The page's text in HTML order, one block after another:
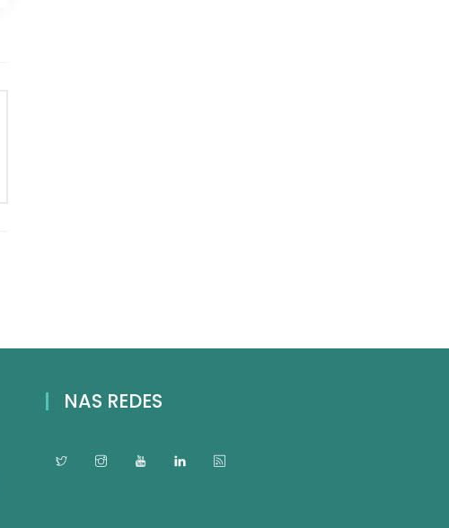
NAS REDES